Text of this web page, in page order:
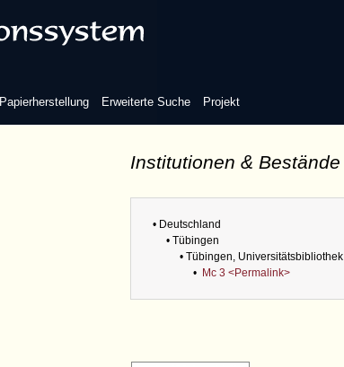
Papierherstellung Erweiterte Suche Projekt
Institutionen & Bestände
• Deutschland
• Tübingen
• Tübingen, Universitätsbibliothek
• Mc 3 <Permalink>